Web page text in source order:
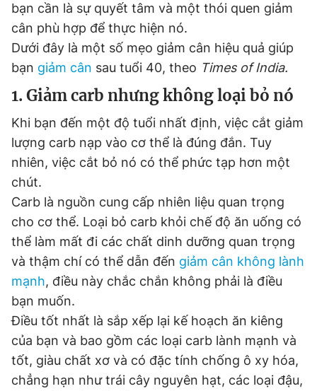
Thông tin tòa soạn Liên hệ quảng cáo
Đọc Thanh Niên trên điện thoại
Theo dõi báo trên
Hotline
0906 645 777
Liên hệ quảng cáo
0908 780 404
Đặt báo
Tổng biên tập: Nguyễn Ngọc Toàn
Phó tổng biên tập thường trực: Hải Thành
Phó tổng biên tập: Lâm Hiếu Dũng
Phó tổng biên tập: Trần Việt Hưng
Tổng thư ký tòa soạn: Đức Trung
bạn cần là sự quyết tâm và một thói quen giảm
cân phù hợp để thực hiện nó.
Dưới đây là một số mẹo giảm cân hiệu quả giúp
bạn giảm cân sau tuổi 40, theo Times of India.
1. Giảm carb nhưng không loại bỏ nó
Khi bạn đến một độ tuổi nhất định, việc cắt giảm
lượng carb nạp vào cơ thể là đúng đắn. Tuy
nhiên, việc cắt bỏ nó có thể phức tạp hơn một
chút.
Carb là nguồn cung cấp nhiên liệu quan trọng
cho cơ thể. Loại bỏ carb khỏi chế độ ăn uống có
thể làm mất đi các chất dinh dưỡng quan trọng
và thậm chí có thể dẫn đến giảm cân không lành
mạnh, điều này chắc chắn không phải là điều
bạn muốn.
Điều tốt nhất là sắp xếp lại kế hoạch ăn kiêng
của bạn và bao gồm các loại carb lành mạnh và
tốt, giàu chất xơ và có đặc tính chống ô xy hóa,
chẳng hạn như trái cây nguyên hạt, các loại đậu,